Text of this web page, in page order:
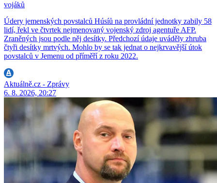
vojáků
Údery jemenských povstalců Húsíů na provládní jednotky zabily 58
lidí, řekl ve čtvrtek nejmenovaný vojenský zdroj agentuře AFP.
Zraněných jsou podle něj desítky. Předchozí údaje uváděly zhruba
čtyři desítky mrtvých. Mohlo by se tak jednat o nejkrvavější útok
povstalců v Jemenu od příměří z roku 2022.
Aktuálně.cz - Zprávy
6. 8. 2026, 20:27